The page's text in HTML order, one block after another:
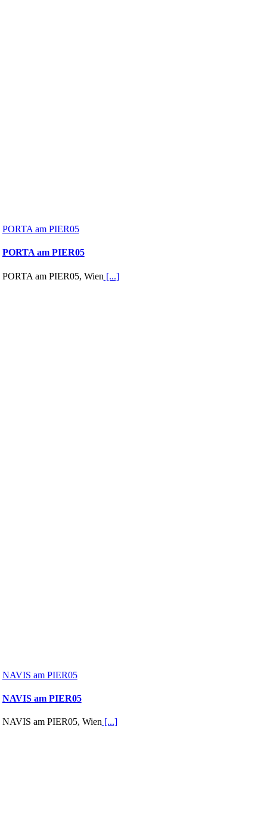
PORTA am PIER05
PORTA am PIER05
PORTA am PIER05, Wien [...]
NAVIS am PIER05
NAVIS am PIER05
NAVIS am PIER05, Wien [...]